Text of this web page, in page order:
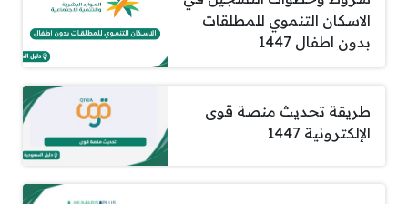
الاسكان التنموي للمطلقات
بدون اطفال 1447
طريقة تحديث منصة قوى
الإلكترونية 1447